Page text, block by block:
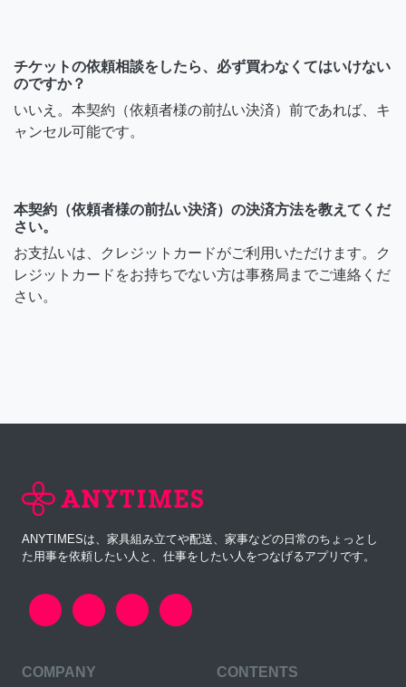
チケットの依頼相談をしたら、必ず買わなくてはいけない
のですか？
いいえ。本契約（依頼者様の前払い決済）前であれば、キ
ャンセル可能です。
本契約（依頼者様の前払い決済）の決済方法を教えてくだ
さい。
お支払いは、クレジットカードがご利用いただけます。ク
レジットカードをお持ちでない方は事務局までご連絡くだ
さい。
ANYTIMESは、家具組み立てや配送、家事などの日常のちょっとし
た用事を依頼したい人と、仕事をしたい人をつなげるアプリです。
COMPANY CONTENTS